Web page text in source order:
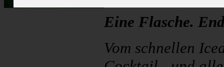
Eine Flasche.
Vom schnellen